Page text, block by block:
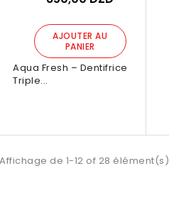
990,00 DZD
AJOUTER AU
PANIER
Aqua Fresh – Dentifrice
Triple...
AJOUTER AU
PANIER
Affichage de 1-12 of 28 élément(s)